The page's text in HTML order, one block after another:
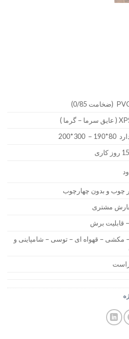
– 300*200
چوب و بدون چهارچوب
مشتری
– قابلیت برش
مکشی – قهواه ای – توسی – شامپاینی و